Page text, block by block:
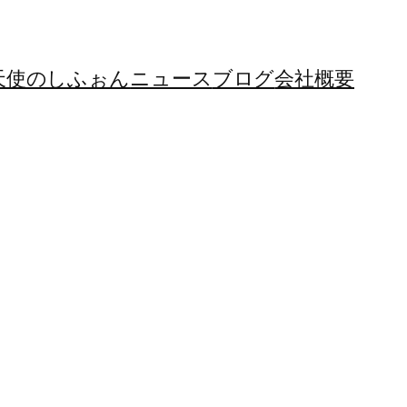
使のしふぉんニュース ブログ会社概要